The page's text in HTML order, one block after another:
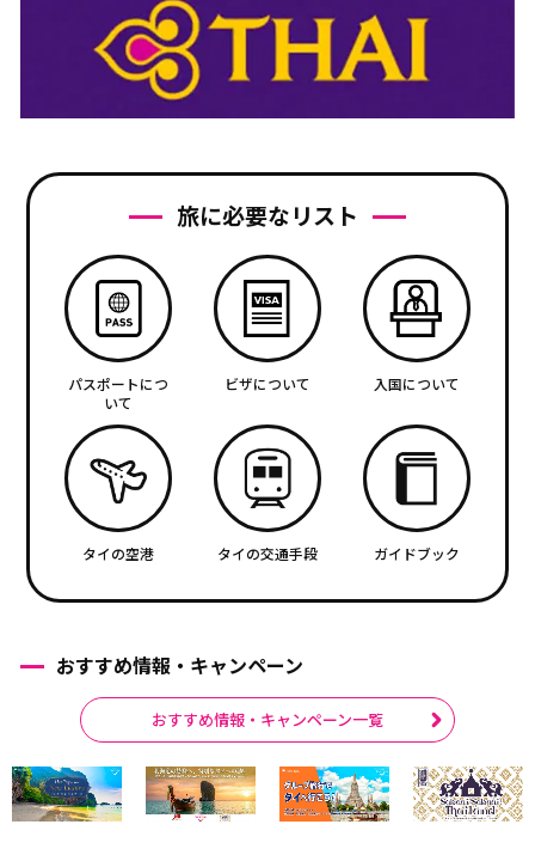
旅に必要なリスト
パスポートにつ
いて
ビザについて 入国について
タイの空港 タイの交通手段 ガイドブック
おすすめ情報・キャンペーン
おすすめ情報・キャンペーン一覧